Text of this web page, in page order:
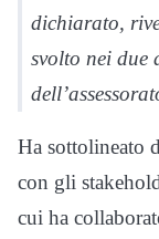
dichiarato,
svolto nei due
Ha sottolineato
con gli
cui ha